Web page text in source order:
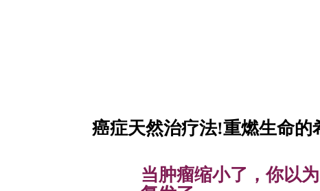
癌症天然治疗法!重燃生命的
当肿瘤缩小了，你以